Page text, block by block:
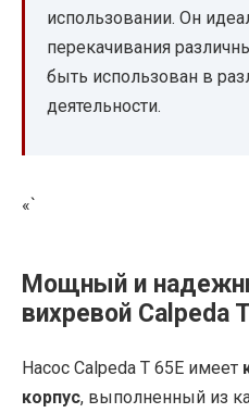
использовании. Он
перекачивания
быть использован в
деятельности.
«`
Мощный и
вихревой Calpeda
Насос Calpeda T 65E имеет
корпус, выполненный из